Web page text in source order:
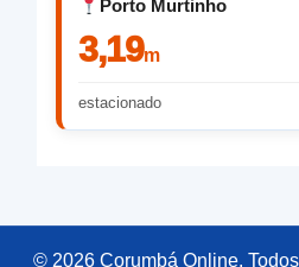
Porto Murtinho
3,19m
estacionado
© 2026 Corumbá Online.